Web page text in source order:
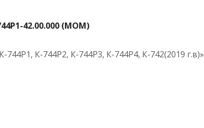
42.00.000 (МОМ)
К-744Р2, К-744Р3, К-744Р4, К-742(2019 г.в)»